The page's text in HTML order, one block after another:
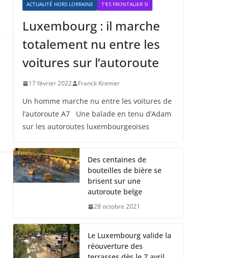
ACTUALITÉ HORS LORRAINE T'ES FRONTALIER SI
Luxembourg : il marche
totalement nu entre les
voitures sur l’autoroute
17 février 2022 Franck Kremer
Un homme marche nu entre les voitures de
l’autoroute A7 Une balade en tenu d’Adam
sur les autoroutes luxembourgeoises
Des centaines de
bouteilles de bière se
brisent sur une
autoroute belge
28 octobre 2021
Le Luxembourg valide la
réouverture des